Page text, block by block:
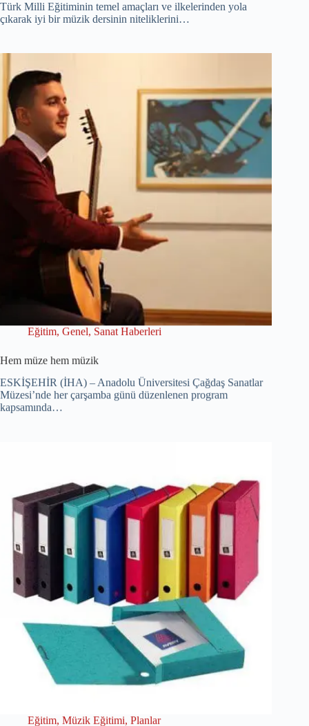
Türk Milli Eğitiminin temel amaçları ve ilkelerinden yola
çıkarak iyi bir müzik dersinin niteliklerini…
Eğitim, Genel, Sanat Haberleri
Hem müze hem müzik
ESKİŞEHİR (İHA) – Anadolu Üniversitesi Çağdaş Sanatlar
Müzesi’nde her çarşamba günü düzenlenen program
kapsamında…
Eğitim Müzik Eğitimi Planlar